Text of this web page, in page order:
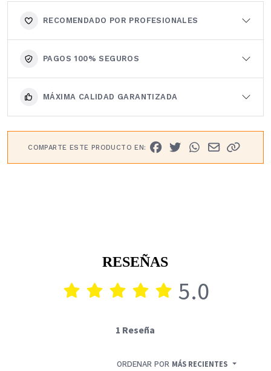
RECOMENDADO POR PROFESIONALES
PAGOS 100% SEGUROS
MÁXIMA CALIDAD GARANTIZADA
COMPARTE ESTE PRODUCTO EN:
RESEÑAS
5.0
1 Reseña
ORDENAR POR MÁS RECIENTES